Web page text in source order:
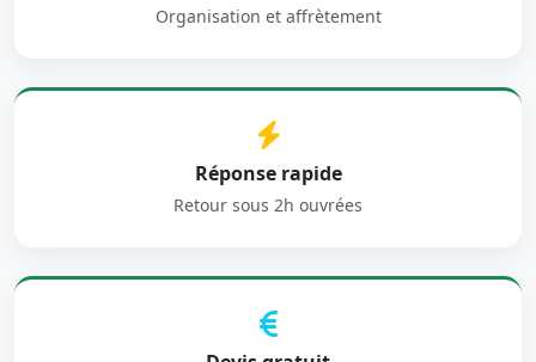
Organisation et affrètement
Réponse rapide
Retour sous 2h ouvrées